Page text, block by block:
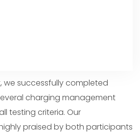
we successfully completed
charging management
testing criteria. Our
praised by both participants